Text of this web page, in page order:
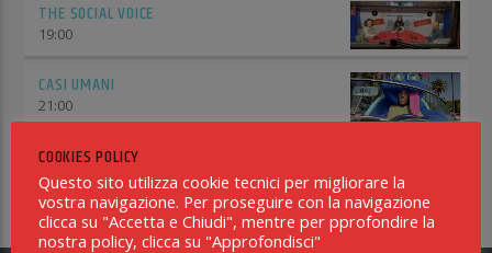
THE SOCIAL VOICE
19:00
CASI UMANI
21:00
BIG BEN
23:00
COOKIES POLICY
Questo sito utilizza cookie tecnici per migliorare la
vostra navigazione. Per proseguire con la navigazione
clicca su "Accetta e Chiudi", mentre per pprofondire la
nostra policy, clicca su "Approfondisci"